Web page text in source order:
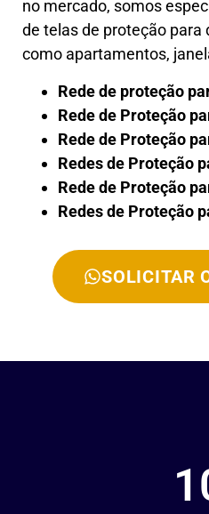
no mercado, somos
de telas de proteção para
como apartamentos,
Rede de proteção
Rede de Proteção
Rede de Proteção
Redes de Proteção
Rede de Proteção
Redes de Proteção
SOLICITAR